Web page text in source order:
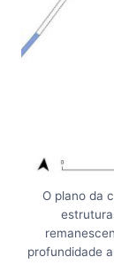
O plano da
profundidade